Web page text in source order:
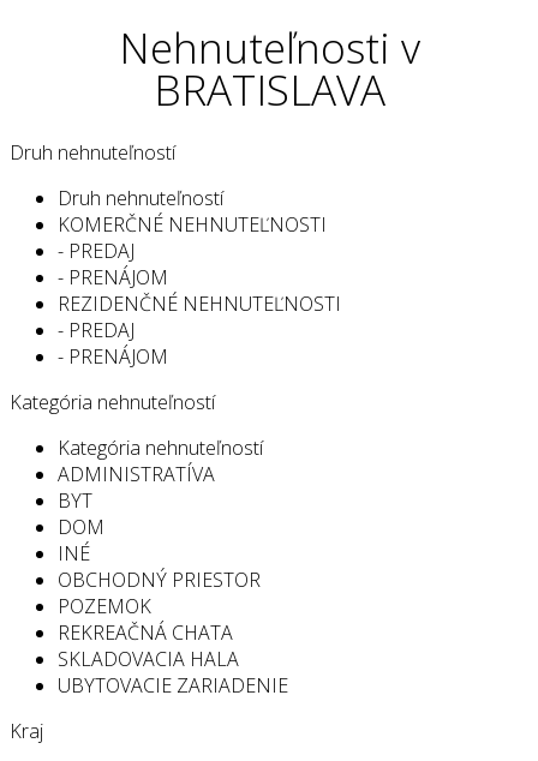
Nehnuteľnosti v
BRATISLAVA
Druh nehnuteľností
Druh nehnuteľností
KOMERČNÉ NEHNUTEĽNOSTI
- PREDAJ
- PRENÁJOM
REZIDENČNÉ NEHNUTEĽNOSTI
- PREDAJ
- PRENÁJOM
Kategória nehnuteľností
Kategória nehnuteľností
ADMINISTRATÍVA
BYT
DOM
INÉ
OBCHODNÝ PRIESTOR
POZEMOK
REKREAČNÁ CHATA
SKLADOVACIA HALA
UBYTOVACIE ZARIADENIE
Kraj